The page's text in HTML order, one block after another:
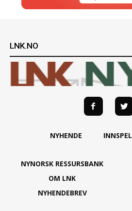
LNK.NO
NYHENDE INNSPEL
NYNORSK RESSURSBANK
OM LNK
NYHENDEBREV